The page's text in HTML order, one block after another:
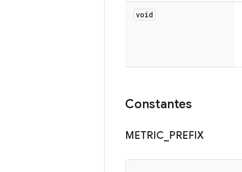
void
Constantes
METRIC PREFIX